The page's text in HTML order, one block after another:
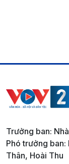
Trưởng ban:
Phó trưởng ban:
Thân, Hoài Thu